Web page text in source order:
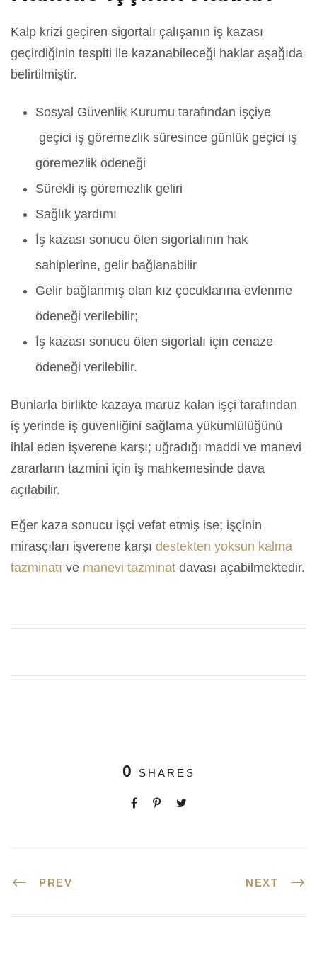
Kalp krizi geçiren sigortalı çalışanın iş kazası
geçirdiğinin tespiti ile kazanabileceği haklar aşağıda
belirtilmiştir.
Sosyal Güvenlik Kurumu tarafından işçiye
geçici iş göremezlik süresince günlük geçici iş
göremezlik ödeneği
Sürekli iş göremezlik geliri
Sağlık yardımı
İş kazası sonucu ölen sigortalının hak
sahiplerine, gelir bağlanabilir
Gelir bağlanmış olan kız çocuklarına evlenme
ödeneği verilebilir;
İş kazası sonucu ölen sigortalı için cenaze
ödeneği verilebilir.
Bunlarla birlikte kazaya maruz kalan işçi tarafından
iş yerinde iş güvenliğini sağlama yükümlülüğünü
ihlal eden işverene karşı; uğradığı maddi ve manevi
zararların tazmini için iş mahkemesinde dava
açılabilir.
Eğer kaza sonucu işçi vefat etmiş ise; işçinin
mirasçıları işverene karşı destekten yoksun kalma
tazminatı ve manevi tazminat davası açabilmektedir.
0 SHARES
PREV NEXT